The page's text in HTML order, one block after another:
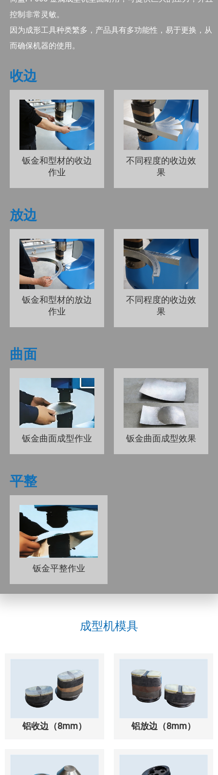
控制非常灵敏。
因为成形工具种类繁多，产品具有多功能性，易于更换，从
而确保机器的使用。
收边
钣金和型材的收边
作业
不同程度的收边效
果
放边
钣金和型材的放边
作业
不同程度的收边效
果
曲面
钣金曲面成型作业 钣金曲面成型效果
平整
钣金平整作业
成型机模具
铝收边（8mm） 铝放边（8mm）